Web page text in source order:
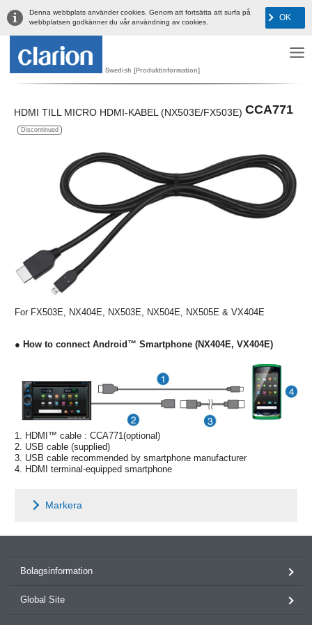
Denna webbplats använder cookies. Genom att fortsätta att surfa på
webbplatsen godkänner du vår användning av cookies.
OK
Swedish [Produktinformation]
HDMI TILL MICRO HDMI-KABEL (NX503E/FX503E) CCA771
Discontinued
For FX503E, NX404E, NX503E, NX504E, NX505E & VX404E
● How to connect Android™ Smartphone (NX404E, VX404E)
1. HDMI™ cable : CCA771(optional)
2. USB cable (supplied)
3. USB cable recommended by smartphone manufacturer
4. HDMI terminal-equipped smartphone
Markera
Bolagsinformation
Global Site